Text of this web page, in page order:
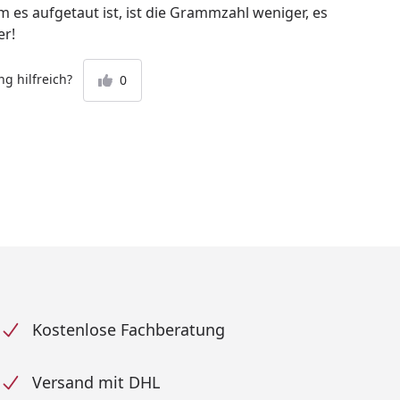
es aufgetaut ist, ist die Grammzahl weniger, es
hilfreich? 0
Kostenlose Fachberatung
Versand mit DHL